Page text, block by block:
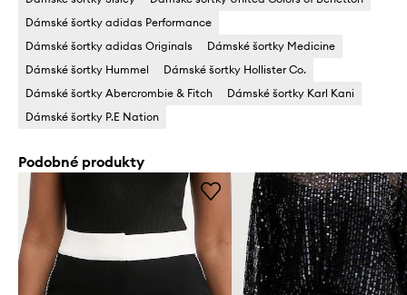
Dámské šortky adidas Performance
Dámské šortky adidas Originals
Dámské šortky Medicine
Dámské šortky Hummel
Dámské šortky Hollister Co.
Dámské šortky Abercrombie & Fitch
Dámské šortky Karl Kani
Dámské šortky P.E Nation
Podobné produkty